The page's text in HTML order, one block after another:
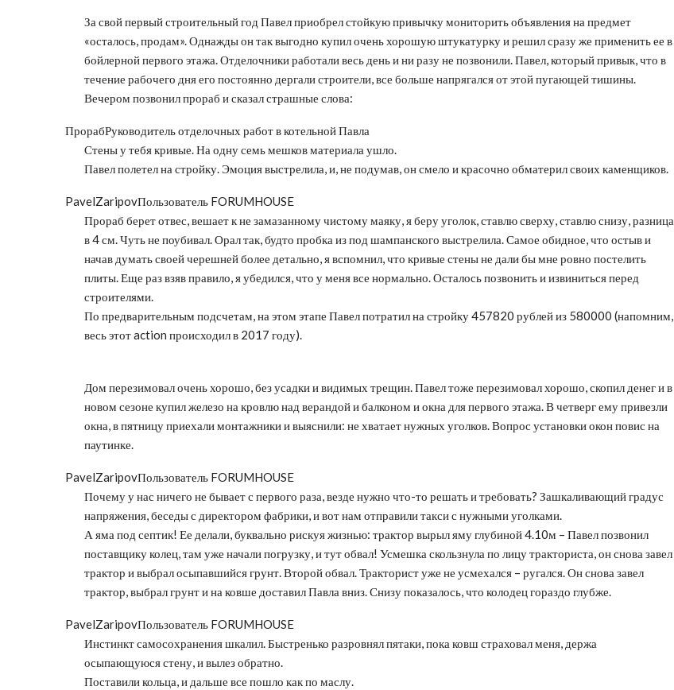
За свой первый строительный год Павел приобрел стойкую привычку мониторить объявления на предмет
«осталось, продам». Однажды он так выгодно купил очень хорошую штукатурку и решил сразу же применить ее в
бойлерной первого этажа. Отделочники работали весь день и ни разу не позвонили. Павел, который привык, что в
течение рабочего дня его постоянно дергали строители, все больше напрягался от этой пугающей тишины.
Вечером позвонил прораб и сказал страшные слова:
ПрорабРуководитель отделочных работ в котельной Павла
Стены у тебя кривые. На одну семь мешков материала ушло.
Павел полетел на стройку. Эмоция выстрелила, и, не подумав, он смело и красочно обматерил своих каменщиков.
PavelZaripovПользователь FORUMHOUSE
Прораб берет отвес, вешает к не замазанному чистому маяку, я беру уголок, ставлю сверху, ставлю снизу, разница
в 4 см. Чуть не поубивал. Орал так, будто пробка из под шампанского выстрелила. Самое обидное, что остыв и
начав думать своей черешней более детально, я вспомнил, что кривые стены не дали бы мне ровно постелить
плиты. Еще раз взяв правило, я убедился, что у меня все нормально. Осталось позвонить и извиниться перед
строителями.
По предварительным подсчетам, на этом этапе Павел потратил на стройку 457820 рублей из 580000 (напомним,
весь этот action происходил в 2017 году).
Дом перезимовал очень хорошо, без усадки и видимых трещин. Павел тоже перезимовал хорошо, скопил денег и в
новом сезоне купил железо на кровлю над верандой и балконом и окна для первого этажа. В четверг ему привезли
окна, в пятницу приехали монтажники и выяснили: не хватает нужных уголков. Вопрос установки окон повис на
паутинке.
PavelZaripovПользователь FORUMHOUSE
Почему у нас ничего не бывает с первого раза, везде нужно что-то решать и требовать? Зашкаливающий градус
напряжения, беседы с директором фабрики, и вот нам отправили такси с нужными уголками.
А яма под септик! Ее делали, буквально рискуя жизнью: трактор вырыл яму глубиной 4.10м – Павел позвонил
поставщику колец, там уже начали погрузку, и тут обвал! Усмешка скользнула по лицу тракториста, он снова завел
трактор и выбрал осыпавшийся грунт. Второй обвал. Тракторист уже не усмехался – ругался. Он снова завел
трактор, выбрал грунт и на ковше доставил Павла вниз. Снизу показалось, что колодец гораздо глубже.
PavelZaripovПользователь FORUMHOUSE
Инстинкт самосохранения шкалил. Быстренько разровнял пятаки, пока ковш страховал меня, держа
осыпающуюся стену, и вылез обратно.
Поставили кольца, и дальше все пошло как по маслу.